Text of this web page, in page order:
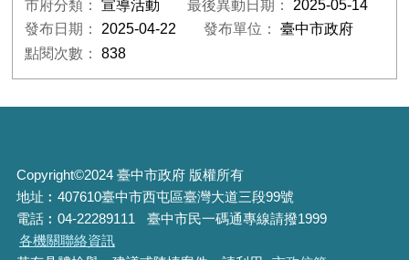
市府分類：宣導活動 最後異動日期： 2025-05-14
發布日期： 2025-04-22 發布單位： 臺中市政府
點閱次數：838
Copyright©2024 臺中市政府 版權所有
地址︰407610臺中市西屯區臺灣大道三段99號
電話︰04-22289111
臺中市民一碼通專線請撥1999
各機關聯絡資訊